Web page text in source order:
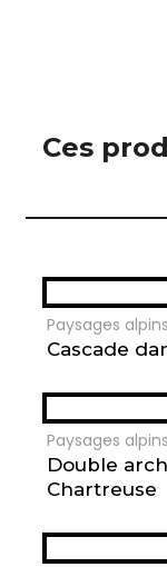
Ces
Paysages alpins
Cascade
Paysages alpins
Double
Chartreuse